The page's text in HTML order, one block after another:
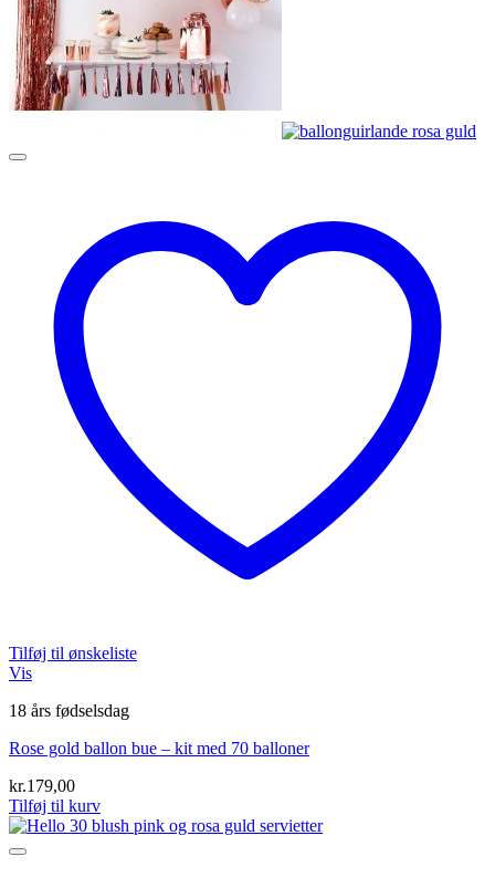
Tilføj til ønskeliste
Vis
18 års fødselsdag
Rose gold ballon bue – kit med 70 balloner
kr.179,00
Tilføj til kurv